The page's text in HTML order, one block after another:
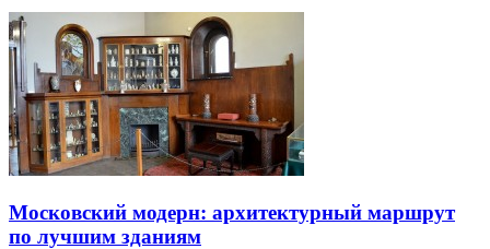
Московский модерн: архитектурный маршрут
по лучшим зданиям